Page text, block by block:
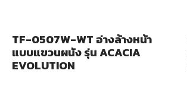
TF-0507W-WT อ่างล้างหน้า
แบบแขวนผนัง รุ่น ACACIA
EVOLUTION